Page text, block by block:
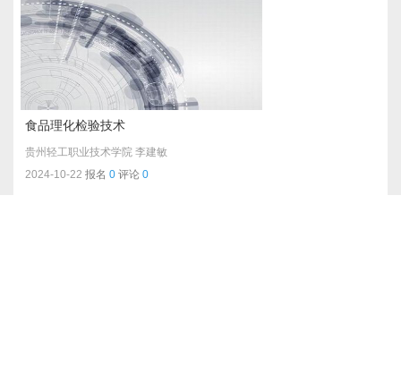
食品理化检验技术
贵州轻工职业技术学院 李建敏
2024-10-22 报名 0 评论 0